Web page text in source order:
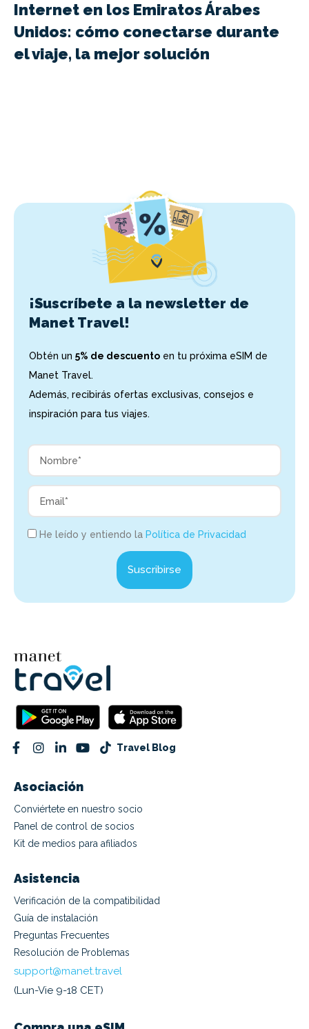
Internet en los Emiratos Árabes
Unidos: cómo conectarse durante
el viaje, la mejor solución
¡Suscríbete a la newsletter de
Manet Travel!
Obtén un 5% de descuento en tu próxima eSIM de
Manet Travel.
Además, recibirás ofertas exclusivas, consejos e
inspiración para tus viajes.
He leído y entiendo la Política de Privacidad
Suscribirse
Travel Blog
Asociación
Conviértete en nuestro socio
Panel de control de socios
Kit de medios para afiliados
Asistencia
Verificación de la compatibilidad
Guía de instalación
Preguntas Frecuentes
Resolución de Problemas
support@manet.travel
(Lun-Vie 9-18 CET)